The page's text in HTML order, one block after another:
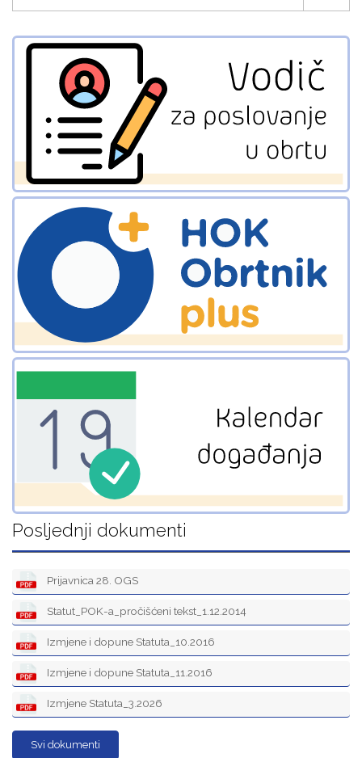
Posljednji dokumenti
Prijavnica 28. OGS
Statut_POK-a_pročišćeni tekst_1.12.2014
Izmjene i dopune Statuta_10.2016
Izmjene i dopune Statuta_11.2016
Izmjene Statuta_3.2026
Svi dokumenti